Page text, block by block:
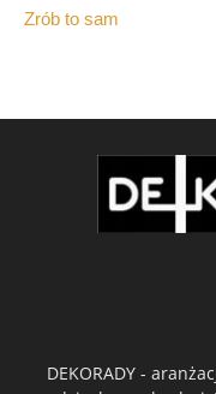
Zrób to sam
DEKORADY -